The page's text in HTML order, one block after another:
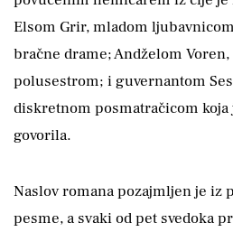
Elsom Grir, mladom
bračne drame; Andželom
polusestrom; i guvernantom
diskretnom posmatračicom koja
govorila.
Naslov romana pozajmljen je iz
pesme, a svaki od pet svedoka